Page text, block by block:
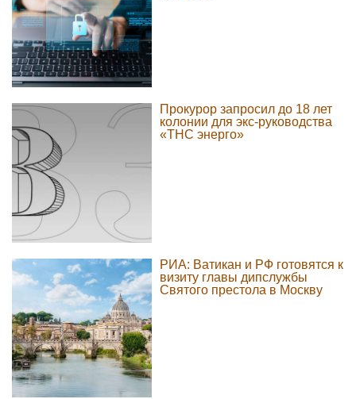
Прокурор запросил до 18 лет
колонии для экс-руководства
«ТНС энерго»
РИА: Ватикан и РФ готовятся к
визиту главы дипслужбы
Святого престола в Москву